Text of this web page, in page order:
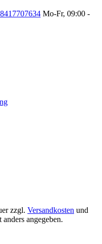
Mo-Fr, 09:00 -
zzgl. Versandkosten und
angegeben.